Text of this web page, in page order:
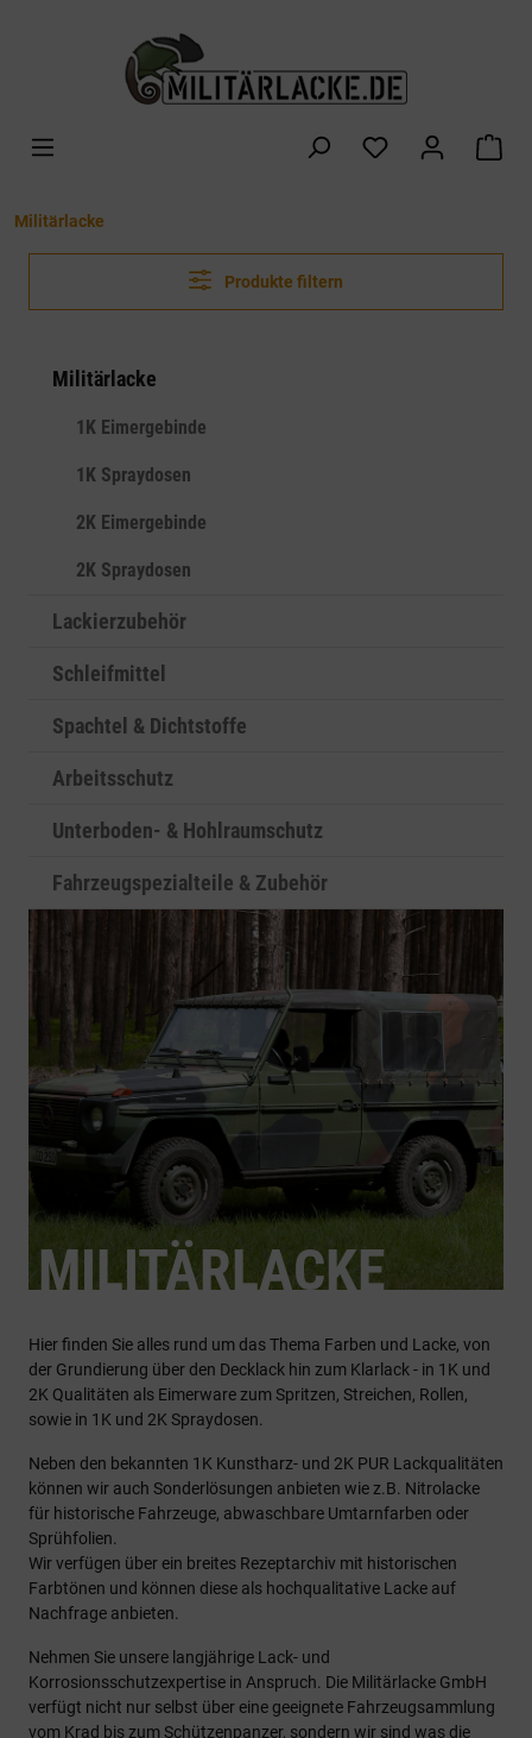
Militärlacke
Produkte filtern
Militärlacke
1K Eimergebinde
1K Spraydosen
2K Eimergebinde
2K Spraydosen
Lackierzubehör
Schleifmittel
Spachtel & Dichtstoffe
Arbeitsschutz
Unterboden- & Hohlraumschutz
Fahrzeugspezialteile & Zubehör
MILITÄRLACKE
Hier finden Sie alles rund um das Thema Farben und Lacke, von
der Grundierung über den Decklack hin zum Klarlack - in 1K und
2K Qualitäten als Eimerware zum Spritzen, Streichen, Rollen,
sowie in 1K und 2K Spraydosen.
Neben den bekannten 1K Kunstharz- und 2K PUR Lackqualitäten
können wir auch Sonderlösungen anbieten wie z.B. Nitrolacke
für historische Fahrzeuge, abwaschbare Umtarnfarben oder
Sprühfolien.
Wir verfügen über ein breites Rezeptarchiv mit historischen
Farbtönen und können diese als hochqualitative Lacke auf
Nachfrage anbieten.
Nehmen Sie unsere langjährige Lack- und
Korrosionsschutzexpertise in Anspruch. Die Militärlacke GmbH
verfügt nicht nur selbst über eine geeignete Fahrzeugsammlung
vom Krad bis zum Schützenpanzer, sondern wir sind was die